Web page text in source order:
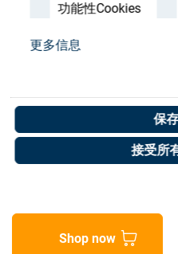
功能性Cookies
更多信息
保
接受所
Prop. valve
G18
Art. No. 25050784
Unit of measure : Piece
Shop now